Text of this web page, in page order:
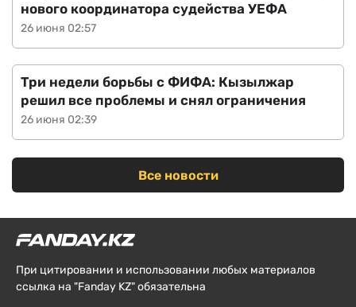
26 июня 02:57
нового координатора судейства УЕФА
26 июня 02:39
Три недели борьбы с ФИФА: Кызылжар
решил все проблемы и снял ограничения
Все новости
При цитировании и использовании любых материалов
ссылка на "Fanday KZ" обязательна